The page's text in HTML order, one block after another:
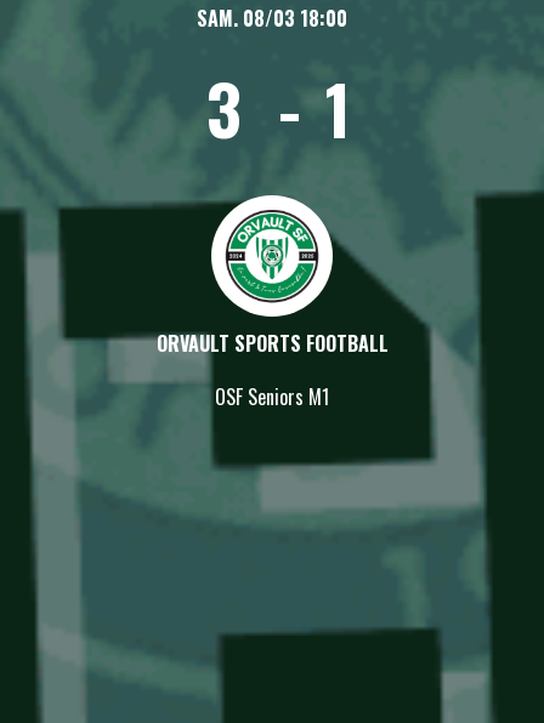
SAM. 08/03 18:00
3 - 1
ORVAULT SPORTS FOOTBALL
OSF Seniors M1